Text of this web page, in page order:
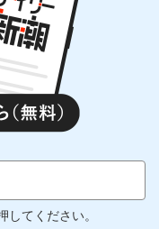
してください。